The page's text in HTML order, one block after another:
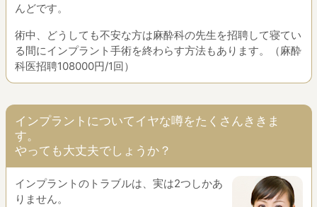
んどです。
術中、どうしても不安な方は麻酔科の先生を招聘して寝てい
る間にインプラント手術を終わらす方法もあります。（麻酔
科医招聘108000円/1回）
インプラントについてイヤな噂をたくさんききま
す。
やっても大丈夫でしょうか？
インプラントのトラブルは、実は2つしかあ
りません。